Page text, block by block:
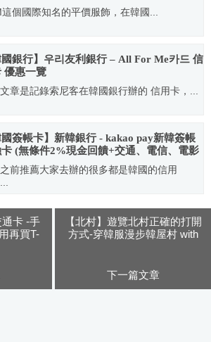
這個國際知名的平價服飾，在韓國...
國銀行】우리友利銀行 – All For Me카드 信
優惠一覽
章是記錄索尼客在韓國銀行辦的 信用卡，...
國簽帳卡】新韓銀行 - kakao pay新韓簽帳
(無條件2%現金回饋+交通、電信、電影
)
前推薦大家去辦的很多都是韓國的信用
通卡 -手
再買T-
【北村】遊覽北村正確的打開
方式-穿韓服漫步韓屋村 with
下一篇文章